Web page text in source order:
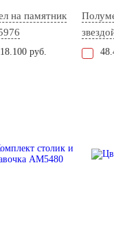
на памятник
18.100 руб.